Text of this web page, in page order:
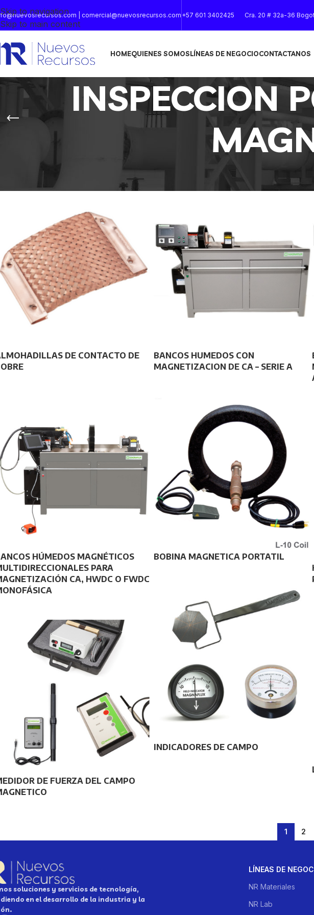
Skip to navigation
Skip to main content
| comercial@nuevosrecursos.com +57 601 3402425 Cra. 20 # 32a-36
HOMEQUIENES SOMOSLÍNEAS DE NEGOCIOCONTACTANOS
INSPECCION
DE CONTACTO DE
BANCOS HUMEDOS CON
MAGNETIZACION DE CA – SERIE A
HÚMEDOS MAGNÉTICOS
PARA
CA, HWDC O FWDC
BOBINA MAGNETICA PORTATIL
INDICADORES DE CAMPO
DE FUERZA DEL CAMPO
1 2
soluciones y servicios de tecnología,
en el desarrollo de la industria y la
LÍNEAS DE
NR Materiales
NR Lab